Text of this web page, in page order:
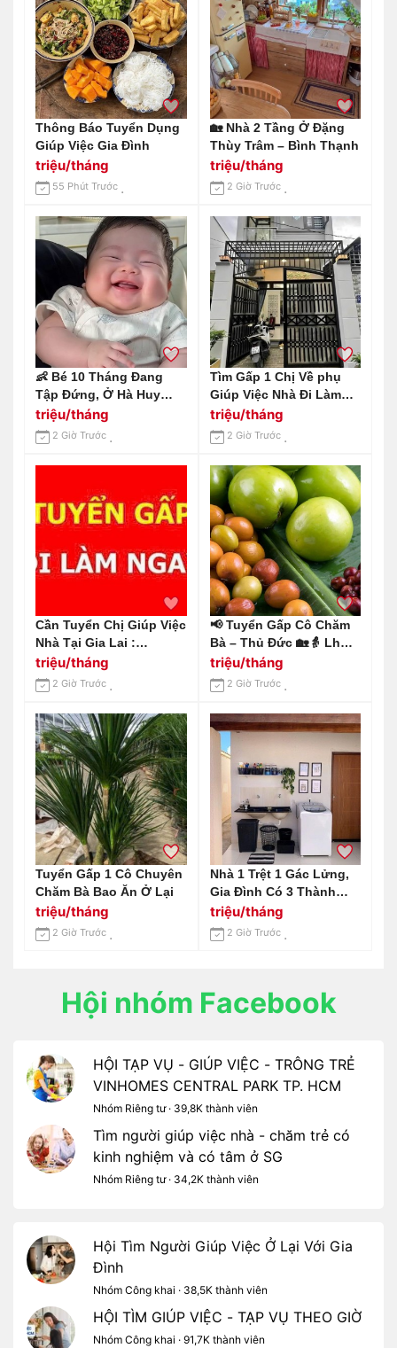
Thông Báo Tuyển Dụng
Giúp Việc Gia Đình
triệu/tháng
55 Phút Trước
🏡 Nhà 2 Tầng Ở Đặng
Thùy Trâm – Bình Thạnh
triệu/tháng
2 Giờ Trước
👶 Bé 10 Tháng Đang
Tập Đứng, Ở Hà Huy
Tập- Quận 7
triệu/tháng
2 Giờ Trước
Tìm Gấp 1 Chị Về phụ
Giúp Việc Nhà Đi Làm
Ngay Luôn Nha
triệu/tháng
2 Giờ Trước
Cần Tuyển Chị Giúp Việc
Nhà Tại Gia Lai :
0978609760 ( Có Zalo)
triệu/tháng
2 Giờ Trước
📢 Tuyển Gấp Cô Chăm
Bà – Thủ Đức 🏡👵 Lh
0966529171
triệu/tháng
2 Giờ Trước
Tuyển Gấp 1 Cô Chuyên
Chăm Bà Bao Ăn Ở Lại
triệu/tháng
2 Giờ Trước
Nhà 1 Trệt 1 Gác Lửng,
Gia Đình Có 3 Thành
Viên Cần 1 Chị Dưới 59
Tuổi Phụ Giúp Việc Nhà
Ở Quận Tân Phú Ở
triệu/tháng
2 Giờ Trước
Hội nhóm Facebook
HỘI TẠP VỤ - GIÚP VIỆC - TRÔNG TRẺ
VINHOMES CENTRAL PARK TP. HCM
Nhóm Riêng tư · 39,8K thành viên
Tìm người giúp việc nhà - chăm trẻ có
kinh nghiệm và có tâm ở SG
Nhóm Riêng tư · 34,2K thành viên
Hội Tìm Người Giúp Việc Ở Lại Với Gia
Đình
Nhóm Công khai · 38,5K thành viên
HỘI TÌM GIÚP VIỆC - TẠP VỤ THEO GIỜ
Nhóm Công khai · 91,7K thành viên